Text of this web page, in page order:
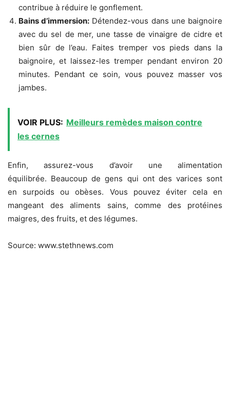
contribue à réduire le gonflement.
Bains d’immersion: Détendez-vous dans une baignoire
avec du sel de mer, une tasse de vinaigre de cidre et
bien sûr de l’eau. Faites tremper vos pieds dans la
baignoire, et laissez-les tremper pendant environ 20
minutes. Pendant ce soin, vous pouvez masser vos
jambes.
VOIR PLUS: Meilleurs remèdes maison contre
les cernes
Enfin, assurez-vous d’avoir une alimentation
équilibrée. Beaucoup de gens qui ont des varices sont
en surpoids ou obèses. Vous pouvez éviter cela en
mangeant des aliments sains, comme des protéines
maigres, des fruits, et des légumes.
Source: www.stethnews.com